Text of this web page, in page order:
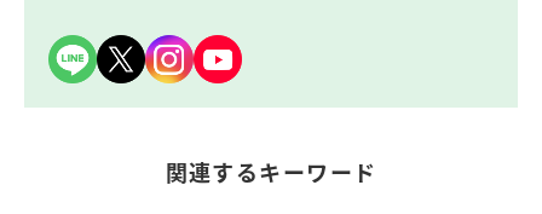
関連するキーワード